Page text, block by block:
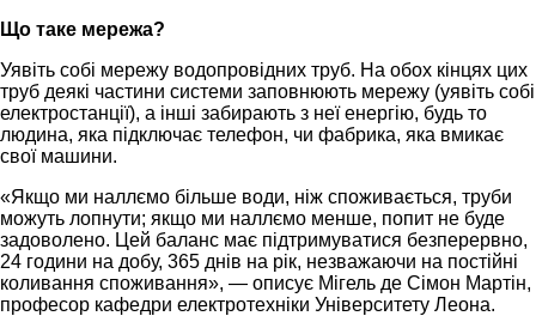
Що таке мережа?
Уявіть собі мережу водопровідних труб. На обох кінцях цих
труб деякі частини системи заповнюють мережу (уявіть собі
електростанції), а інші забирають з неї енергію, будь то
людина, яка підключає телефон, чи фабрика, яка вмикає
свої машини.
«Якщо ми наллємо більше води, ніж споживається, труби
можуть лопнути; якщо ми наллємо менше, попит не буде
задоволено. Цей баланс має підтримуватися безперервно,
24 години на добу, 365 днів на рік, незважаючи на постійні
коливання споживання», — описує Мігель де Сімон Мартін,
професор кафедри електротехніки Університету Леона.